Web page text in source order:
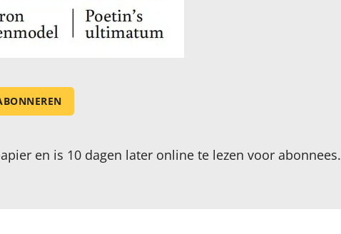
en is 10 dagen later online te lezen voor abonnees.